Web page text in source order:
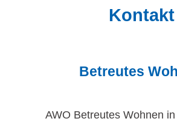
Kontakt
Betreutes
AWO Betreutes Wohnen